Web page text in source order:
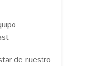
de nuestro